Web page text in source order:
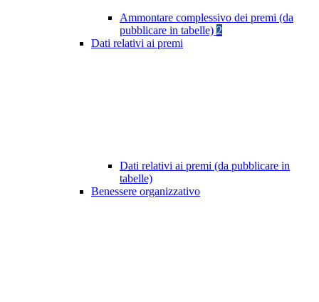
Ammontare complessivo dei premi (da
pubblicare in tabelle) 2
Dati relativi ai premi
Dati relativi ai premi (da pubblicare in
tabelle)
Benessere organizzativo